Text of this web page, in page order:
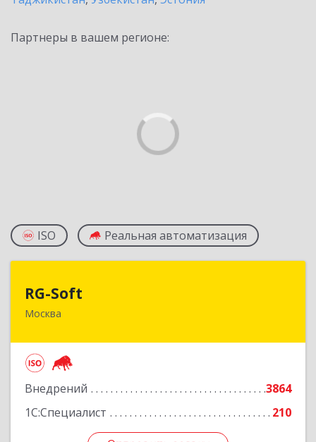
Партнеры в вашем регионе:
ISO Реальная автоматизация
RG-Soft
Москва
Внедрений
3864
1С:Специалист
210
119334, Москва г, Вавилова ул, дом № 5, корпус